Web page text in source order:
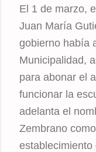
El 1 de marzo,
Juan María
gobierno había
Municipalidad,
para abonar el
funcionar la
adelanta el
Zembrano
establecimiento